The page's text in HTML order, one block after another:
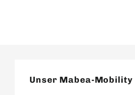
Unser Mabea-